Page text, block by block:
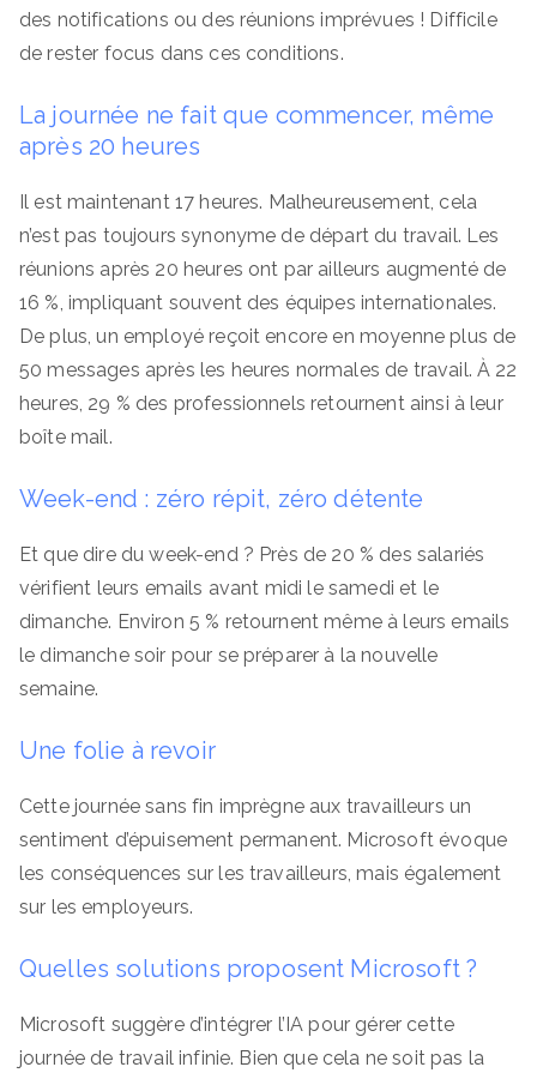
des notifications ou des réunions imprévues ! Difficile
de rester focus dans ces conditions.
La journée ne fait que commencer, même
après 20 heures
Il est maintenant 17 heures. Malheureusement, cela
n’est pas toujours synonyme de départ du travail. Les
réunions après 20 heures ont par ailleurs augmenté de
16 %, impliquant souvent des équipes internationales.
De plus, un employé reçoit encore en moyenne plus de
50 messages après les heures normales de travail. À 22
heures, 29 % des professionnels retournent ainsi à leur
boîte mail.
Week-end : zéro répit, zéro détente
Et que dire du week-end ? Près de 20 % des salariés
vérifient leurs emails avant midi le samedi et le
dimanche. Environ 5 % retournent même à leurs emails
le dimanche soir pour se préparer à la nouvelle
semaine.
Une folie à revoir
Cette journée sans fin imprègne aux travailleurs un
sentiment d’épuisement permanent. Microsoft évoque
les conséquences sur les travailleurs, mais également
sur les employeurs.
Quelles solutions proposent Microsoft ?
Microsoft suggère d’intégrer l’IA pour gérer cette
journée de travail infinie. Bien que cela ne soit pas la